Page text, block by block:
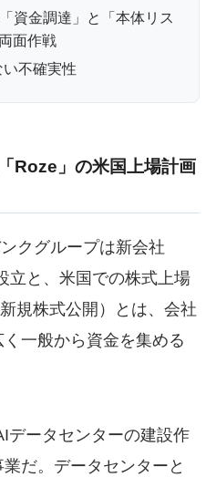
資金調達」と「本体リス
面作戦
不確実性
Roze」の米国上場計画
クグループは新会社
立と、米国での株式上場
規株式公開）とは、会社
一般から資金を集める
データセンターの建設作
だ。データセンターと